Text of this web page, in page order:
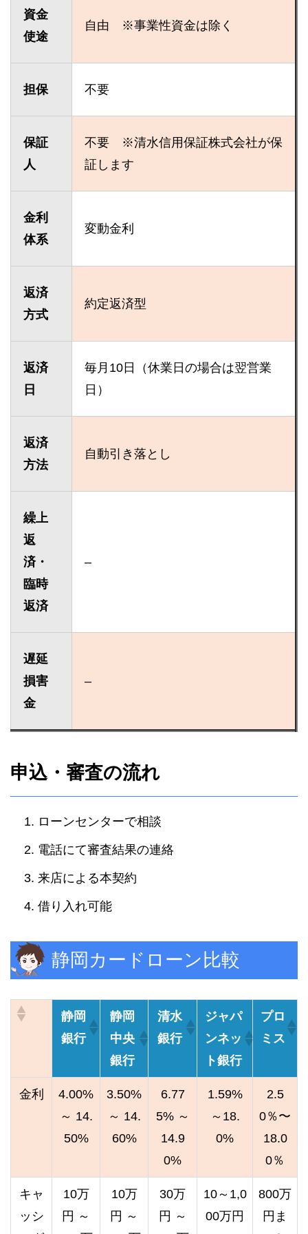
資金
使途
自由 ※事業性資金は除く
担保 不要
保証
人
不要 ※清水信用保証株式会社が保
証します
金利
体系
変動金利
返済
方式
約定返済型
返済
日
毎月10日（休業日の場合は翌営業
日）
返済
方法
自動引き落とし
繰上
返
済・
臨時
返済
–
遅延
損害
金
–
申込・審査の流れ
ローンセンターで相談
電話にて審査結果の連絡
来店による本契約
借り入れ可能
静岡カードローン比較
静岡
銀行
静岡
中央
銀行
清水
銀行
ジャパ
ンネッ
ト銀行
プロ
ミス
金利
4.00%
～ 14.
50%
3.50%
～ 14.
60%
6.77
5% ～
14.9
0%
1.59%
～18.
0%
2.5
0％〜
18.0
0％
キャ
ッシ
10万
円 ～
10万
円 ～
30万
円 ～
10～1,0
00万円
800万
円ま